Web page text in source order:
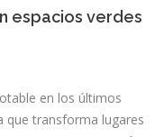
espacios verdes
en los últimos
que transforma lugares